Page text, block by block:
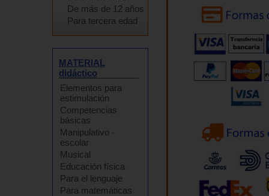
De más de 12 años
Para tercera edad
MATERIAL
didáctico
Elementos para
estimulación
Competencias
básicas
Manipulativo -
escolar
Musical
Educación física
Para el lenguaje
Para matemáticas